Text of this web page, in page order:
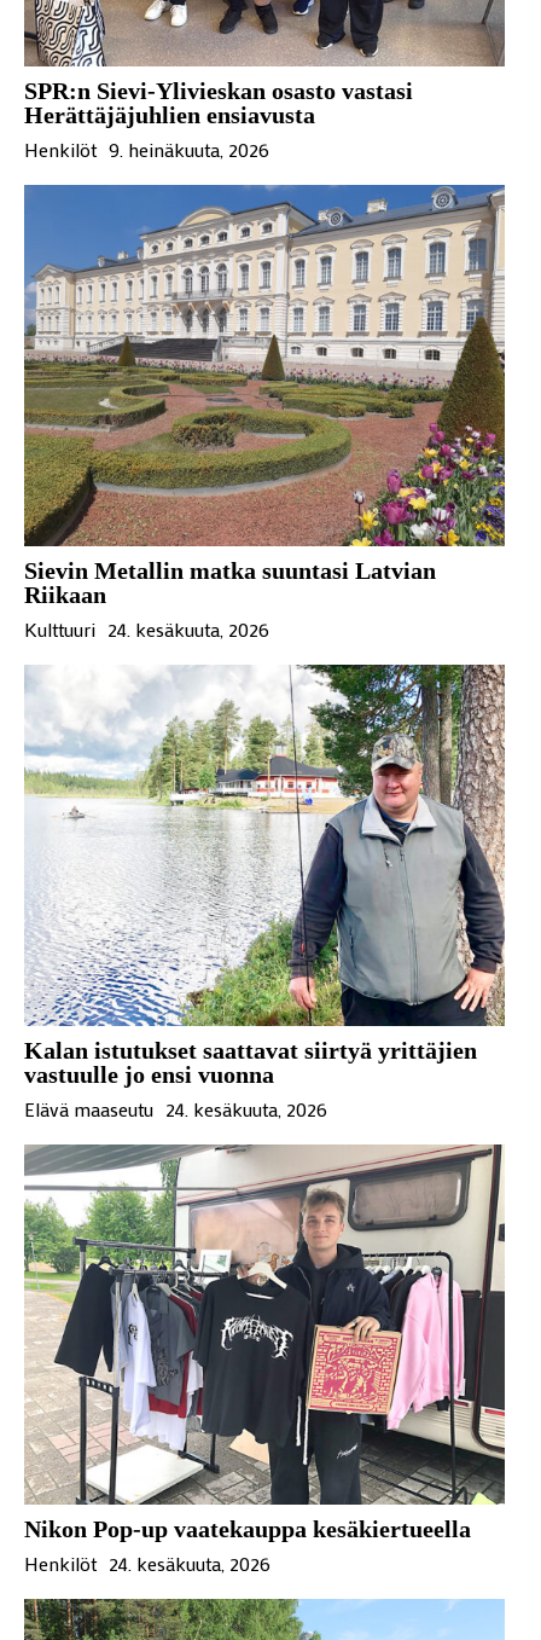
SPR:n Sievi-Ylivieskan osasto vastasi
Herättäjäjuhlien ensiavusta
Henkilöt 9. heinäkuuta, 2026
Sievin Metallin matka suuntasi Latvian
Riikaan
Kulttuuri 24. kesäkuuta, 2026
Kalan istutukset saattavat siirtyä yrittäjien
vastuulle jo ensi vuonna
Elävä maaseutu 24. kesäkuuta, 2026
Nikon Pop-up vaatekauppa kesäkiertueella
Henkilöt 24. kesäkuuta, 2026